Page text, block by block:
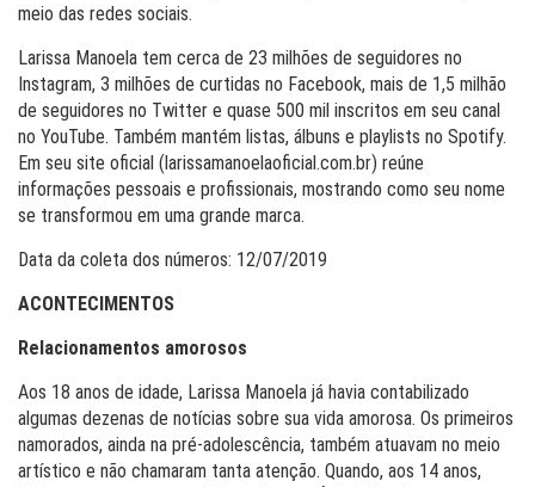
meio das redes sociais.
Larissa Manoela tem cerca de 23 milhões de seguidores no
Instagram, 3 milhões de curtidas no Facebook, mais de 1,5 milhão
de seguidores no Twitter e quase 500 mil inscritos em seu canal
no YouTube. Também mantém listas, álbuns e playlists no Spotify.
Em seu site oficial (larissamanoelaoficial.com.br) reúne
informações pessoais e profissionais, mostrando como seu nome
se transformou em uma grande marca.
Data da coleta dos números: 12/07/2019
ACONTECIMENTOS
Relacionamentos amorosos
Aos 18 anos de idade, Larissa Manoela já havia contabilizado
algumas dezenas de notícias sobre sua vida amorosa. Os primeiros
namorados, ainda na pré-adolescência, também atuavam no meio
artístico e não chamaram tanta atenção. Quando, aos 14 anos,